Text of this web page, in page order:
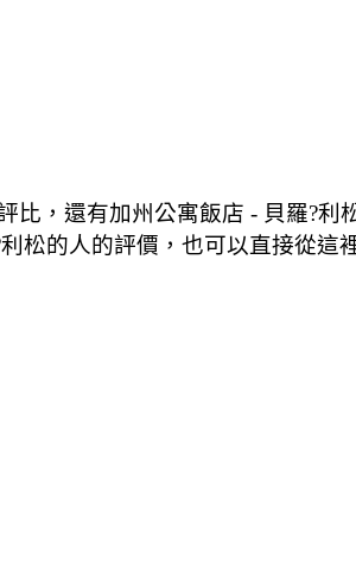
，還有加州公寓飯店 - 貝羅?
松的人的評價，也可以直接從這